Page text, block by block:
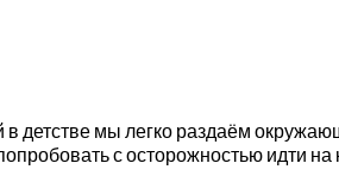
детстве мы легко раздаём
с осторожностью идти